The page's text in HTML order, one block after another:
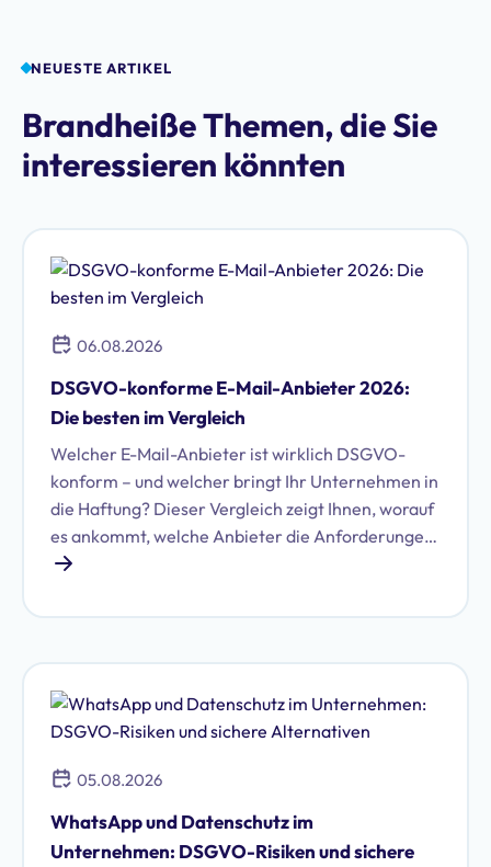
NEUESTE ARTIKEL
Brandheiße Themen, die Sie
interessieren könnten
06.08.2026
DSGVO-konforme E-Mail-Anbieter 2026:
Die besten im Vergleich
Welcher E-Mail-Anbieter ist wirklich DSGVO-
konform – und welcher bringt Ihr Unternehmen in
die Haftung? Dieser Vergleich zeigt Ihnen, worauf
es ankommt, welche Anbieter die Anforderungen
erfüllen und wie Sie die richtige Wahl für Ihr
05.08.2026
WhatsApp und Datenschutz im
Unternehmen: DSGVO-Risiken und sichere